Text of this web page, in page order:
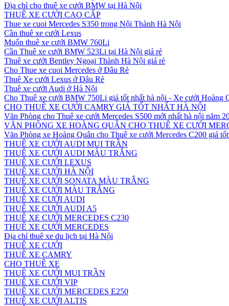
Địa chỉ cho thuê xe cưới BMW tại Hà Nội
THUÊ XE CƯỚI CAO CẤP
Thue xe cuoi Mercedes S350 trong Nội Thành Hà Nội
Cần thuê xe cưới Lexus
Muốn thuê xe cưới BMW 760Li
Cần Thuê xe cưới BMW 523Li tại Hà Nội giá rẻ
Thuê xe cưới Bentley Ngoại Thành Hà Nội giá rẻ
Cho Thue xe cuoi Mercedes ở Đâu Rẻ
Thuê Xe cưới Lexus ở Đâu Rẻ
Thuê xe cưới Audi ở Hà Nội
Cho Thuê xe cưới BMW 750Li giá tốt nhất hà nội - Xe cưới Hoàng
CHO THUÊ XE CƯỚI CAMRY GIÁ TỐT NHẤT HÀ NỘI
Văn Phòng cho Thuê xe cưới Mercedes S500 mới nhất hà nội năm
VĂN PHÒNG XE HOÀNG QUÂN CHO THUÊ XE CƯỚI
Văn Phòng xe Hoàng Quân cho Thuê xe cưới Mercedes C200 giá
THUÊ XE CƯỚI AUDI MUI TRẦN
THUÊ XE CƯỚI AUDI MÀU TRẮNG
THUÊ XE CƯỚI LEXUS
THUÊ XE CƯỚI HÀ NỘI
THUÊ XE CƯỚI SONATA MÀU TRẮNG
THUÊ XE CƯỚI MÀU TRẮNG
THUÊ XE CƯỚI AUDI
THUÊ XE CƯỚI AUDI A5
THUÊ XE CƯỚI MERCEDES C230
THUÊ XE CƯỚI MERCEDES
Địa chỉ thuê xe du lịch tại Hà Nội
THUÊ XE CƯỚI
THUÊ XE CAMRY
CHO THUÊ XE
THUÊ XE CƯỚI MUI TRẦN
THUÊ XE CƯỚI VIP
THUÊ XE CƯỚI MERCEDES E250
THUÊ XE CƯỚI ALTIS